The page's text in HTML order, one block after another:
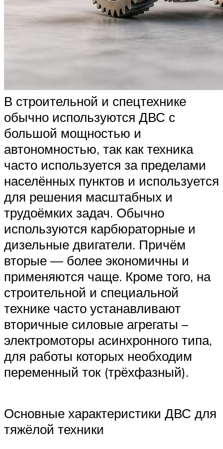
В строительной и спецтехнике
обычно используются ДВС с
большой мощностью и
автономностью, так как техника
часто используется за пределами
населённых пунктов и используется
для решения масштабных и
трудоёмких задач. Обычно
используются карбюраторные и
дизельные двигатели. Причём
вторые — более экономичны и
применяются чаще. Кроме того, на
строительной и специальной
технике часто устанавливают
вторичные силовые агрегаты –
электромоторы асинхронного типа,
для работы которых необходим
переменный ток (трёхфазный).
Основные характеристики ДВС для
тяжёлой техники